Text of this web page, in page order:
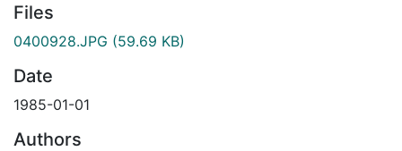
Files
0400928.JPG (59.69 KB)
Date
1985-01-01
Authors